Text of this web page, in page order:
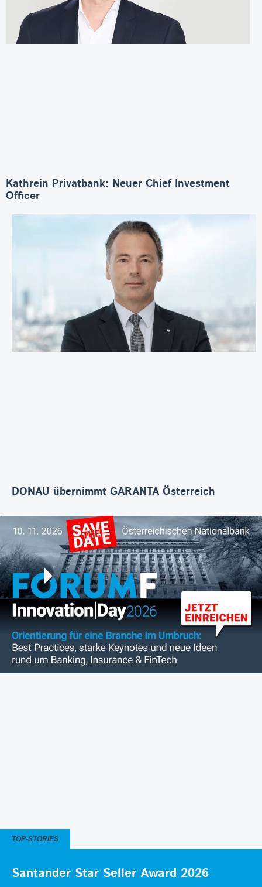
Kathrein Privatbank: Neuer Chief Investment
Officer
DONAU übernimmt GARANTA Österreich
TOP-STORIES
Santander Star Seller Award 2026